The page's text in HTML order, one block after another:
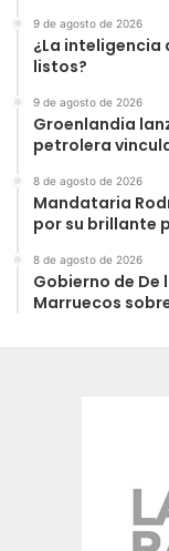
9 de agosto de 2026
¿La
listos?
9 de agosto de 2026
Groenlandia
petrolera
8 de agosto de 2026
Mandataria
por su brillante
8 de agosto de 2026
Gobierno de De
Marruecos